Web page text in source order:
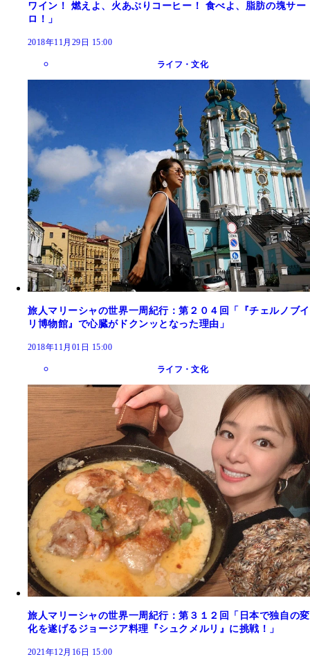
ワイン！ 燃えよ、火あぶりコーヒー！ 食べよ、脂肪の塊サー
ロ！」
2018年11月29日 15:00
ライフ・文化
旅人マリーシャの世界一周紀行：第２０４回「『チェルノブイ
リ博物館』で心臓がドクンッとなった理由」
2018年11月01日 15:00
ライフ・文化
旅人マリーシャの世界一周紀行：第３１２回「日本で独自の変
化を遂げるジョージア料理『シュクメルリ』に挑戦！」
2021年12月16日 15:00